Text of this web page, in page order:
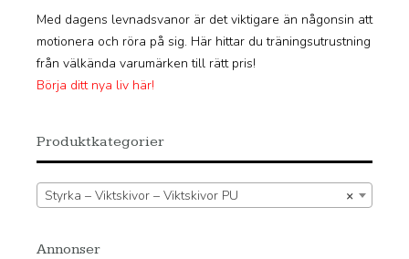
Med dagens levnadsvanor är det viktigare än någonsin att
motionera och röra på sig. Här hittar du träningsutrustning
från välkända varumärken till rätt pris!
Börja ditt nya liv här!
Produktkategorier
×
Styrka – Viktskivor – Viktskivor PU
Annonser